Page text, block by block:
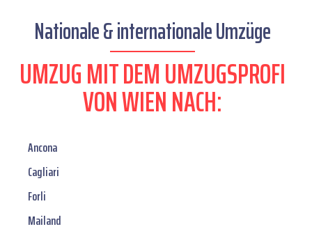
Nationale & internationale Umzüge
UMZUG MIT DEM UMZUGSPROFI
VON WIEN NACH:
Ancona
Cagliari
Forli
Mailand